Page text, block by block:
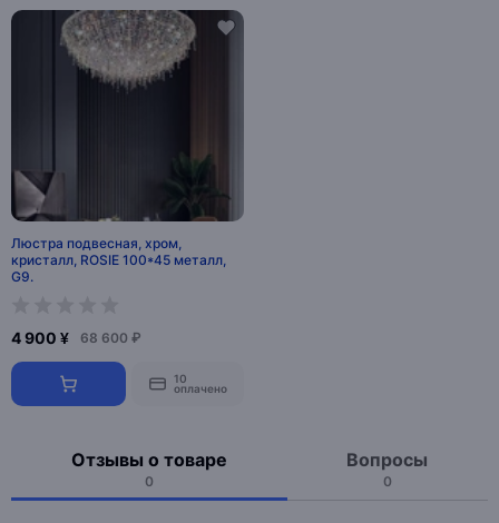
Люстра подвесная, хром,
кристалл, ROSIE 100*45 металл,
G9.
4 900 ¥ 68 600 ₽
10
оплачено
Отзывы о товаре
0
Вопросы
0